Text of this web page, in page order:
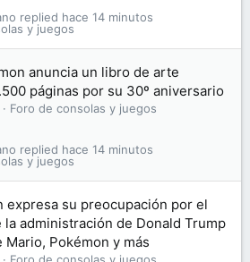
y juegos
hace 14 minutos
anuncia un libro de arte
páginas por su 30º aniversario
Foro de consolas y juegos
y juegos
hace 14 minutos
expresa su preocupación por el
la administración de Donald Trump
Mario, Pokémon y más